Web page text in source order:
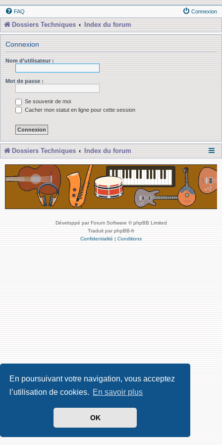
En poursuivant votre navigation, vous acceptez
l’utilisation de cookies. En savoir plus
OK
FAQ Connexion
Dossiers Techniques Index du forum
Connexion
Nom d’utilisateur :
Mot de passe :
Se souvenir de moi
Cacher mon statut en ligne pour cette session
Dossiers Techniques Index du forum
Développé par Forum Software © phpBB Limited
Traduit par phpBB-fr
Confidentialité | Conditions